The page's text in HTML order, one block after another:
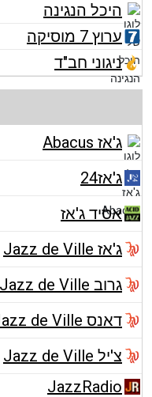
היכל הנגינה
ערוץ 7 מוסיקה
ניגוני חב"ד
ג'אז Abacus
ג'אז24
אסיד ג'אז
ג'אז Jazz de Ville
גרוב Jazz de Ville
דאנס Jazz de Ville
צ'יל Jazz de Ville
JazzRadio